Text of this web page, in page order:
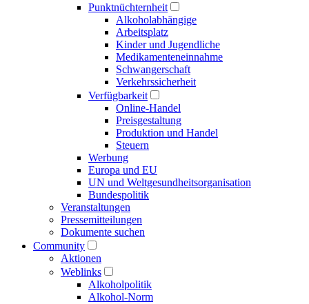
Punkt­nüchternheit
Alkohol­abhängige
Arbeitsplatz
Kinder und Jugendliche
Medikamenten­einnahme
Schwangerschaft
Verkehrs­sicherheit
Verfügbarkeit
Online-Handel
Preisgestaltung
Produktion und Handel
Steuern
Werbung
Europa und EU
UN und Welt­gesundheits­organisation
Bundespolitik
Veranstaltungen
Presse­mitteilungen
Dokumente suchen
Community
Aktionen
Weblinks
Alkoholpolitik
Alkohol-Norm